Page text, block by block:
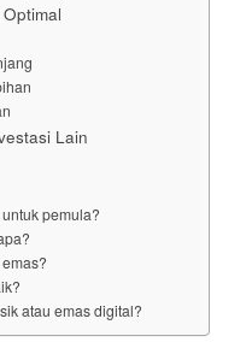
Lain
pemula?
atau emas digital?